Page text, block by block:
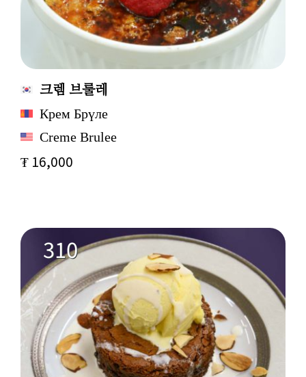
크렘 브룰레
Крем Брүле
Creme Brulee
₮ 16,000
310